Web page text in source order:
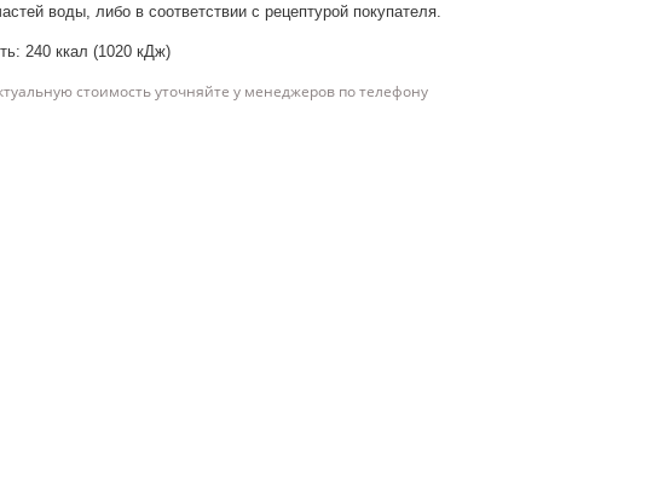
воды, либо в соответствии с рецептурой покупателя.
240 ккал (1020 кДж)
стоимость уточняйте у менеджеров по телефону